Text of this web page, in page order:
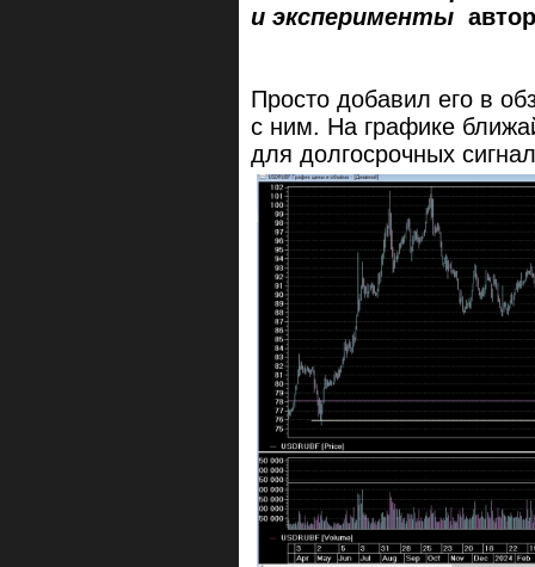
и эксперименты
Просто добавил его в
с ним. На графике
для долгосрочных